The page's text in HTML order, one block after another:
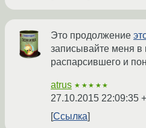
Это продолжение
записывайте меня в
распарсившего и
atrus ★★★★★
27.10.2015 22:09:35
Ссылка